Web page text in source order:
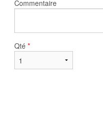
Commentaire
Qté *